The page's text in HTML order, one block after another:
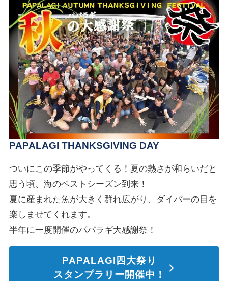
PAPALAGI THANKSGIVING DAY
ついにこの季節がやってくる！夏の熱さが和らいだと
思う頃、海のベストシーズン到来！
夏に産まれた魚が大きく群れ広がり、ダイバーの目を
楽しませてくれます。
半年に一度開催のパパラギ大感謝祭！
PAPALAGI四大祭り
スタンプラリー開催中！